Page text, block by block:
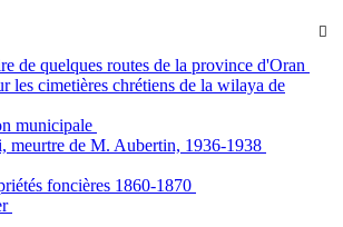

de quelques routes de la province d'Oran
les cimetières chrétiens de la wilaya de
municipale
meurtre de M. Aubertin, 1936-1938
foncières 1860-1870